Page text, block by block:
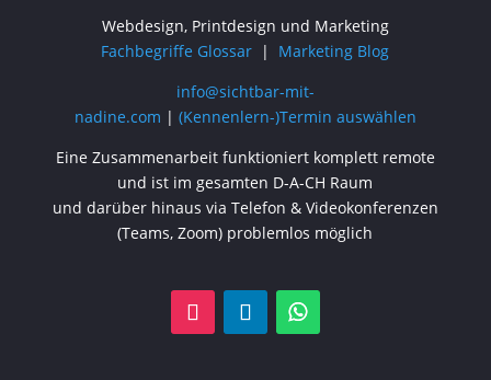
Webdesign, Printdesign und Marketing
Fachbegriffe Glossar | Marketing Blog
info@sichtbar-mit-
nadine.com | (Kennenlern-)Termin auswählen
Eine Zusammenarbeit funktioniert komplett remote
und ist im gesamten D-A-CH Raum
und darüber hinaus via Telefon & Videokonferenzen
(Teams, Zoom) problemlos möglich